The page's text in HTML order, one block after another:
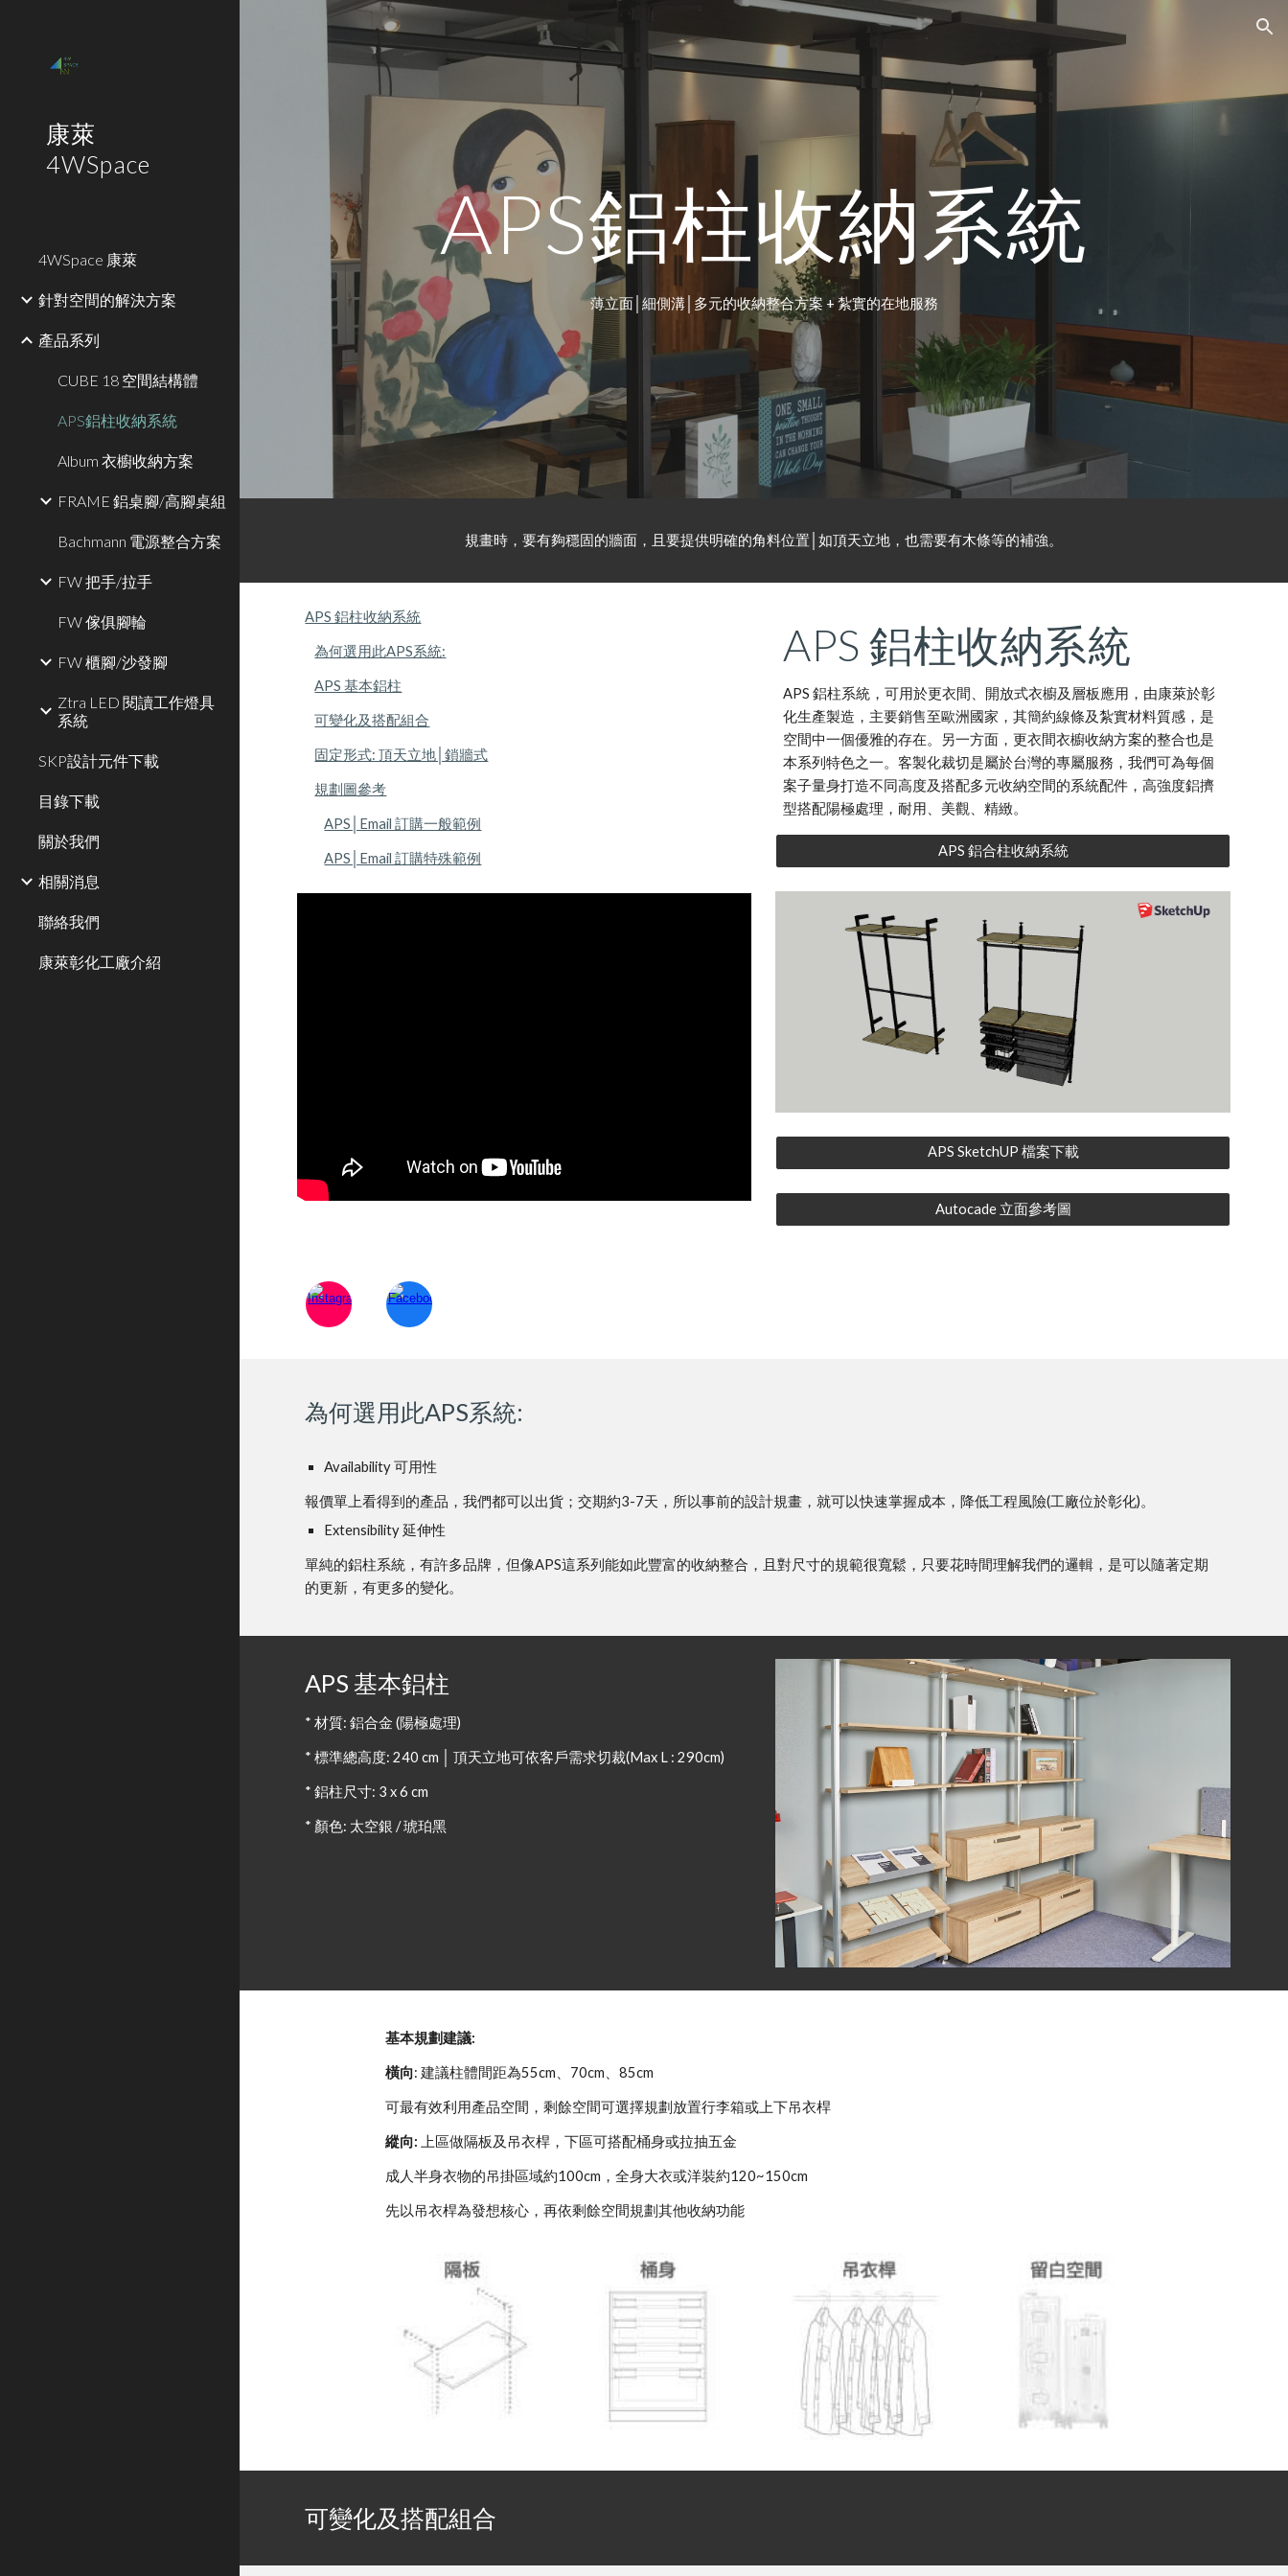
Skip to main content
康萊
4WSpace
4WSpace 康萊
針對空間的解決方案
產品系列
CUBE 18 空間結構體
APS鋁柱收納系統
Album 衣櫥收納方案
FRAME 鋁桌腳/高腳桌組
Bachmann 電源整合方案
FW 把手/拉手
FW 傢俱腳輪
FW 櫃腳/沙發腳
Ztra LED 閱讀工作燈具
系統
SKP設計元件下載
目錄下載
關於我們
相關消息
聯絡我們
康萊彰化工廠介紹
APS鋁柱收納系統
薄立面│細側溝│多元的收納整合方案 + 紮實的在地服務
規畫時，要有夠穩固的牆面，且要提供明確的角料位置│如頂天立地，也需要有木條等的補強。
APS 鋁柱收納系統
為何選用此APS系統:
APS 基本鋁柱
可變化及搭配組合
固定形式: 頂天立地│鎖牆式
規劃圖參考
APS│Email 訂購一般範例
APS│Email 訂購特殊範例
APS 鋁柱收納系統
APS 鋁柱系統，可用於更衣間、開放式衣櫥及層板應用，由康萊於彰
化生產製造，主要銷售至歐洲國家，其簡約線條及紮實材料質感，是
空間中一個優雅的存在。另一方面，更衣間衣櫥收納方案的整合也是
本系列特色之一。客製化裁切是屬於台灣的專屬服務，我們可為每個
案子量身打造不同高度及搭配多元收納空間的系統配件，高強度鋁擠
型搭配陽極處理，耐用、美觀、精緻。
APS 鋁合柱收納系統
APS SketchUP 檔案下載
Autocade 立面參考圖
為何選用此APS系統:
Availability 可用性
報價單上看得到的產品，我們都可以出貨；交期約3-7天，所以事前的設計規畫，就可以快速掌握成本，降低工程風險(工廠位於彰化)。
Extensibility 延伸性
單純的鋁柱系統，有許多品牌，但像APS這系列能如此豐富的收納整合，且對尺寸的規範很寬鬆，只要花時間理解我們的邏輯，是可以隨著定期
的更新，有更多的變化。
APS 基本鋁柱
* 材質: 鋁合金 (陽極處理)
* 標準總高度: 240 cm │ 頂天立地可依客戶需求切裁(Max L : 290cm)
* 鋁柱尺寸: 3 x 6 cm
* 顏色: 太空銀 / 琥珀黑
基本規劃建議:
橫向: 建議柱體間距為55cm、70cm、85cm
可最有效利用產品空間，剩餘空間可選擇規劃放置行李箱或上下吊衣桿
縱向: 上區做隔板及吊衣桿，下區可搭配桶身或拉抽五金
成人半身衣物的吊掛區域約100cm，全身大衣或洋裝約120~150cm
先以吊衣桿為發想核心，再依剩餘空間規劃其他收納功能
可變化及搭配組合